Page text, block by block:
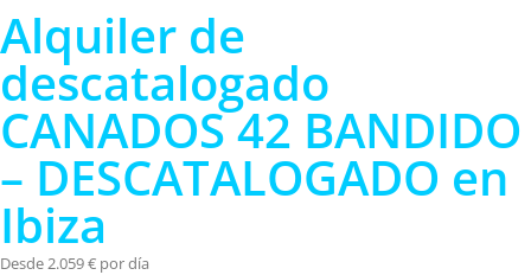
Alquiler de
descatalogado
CANADOS 42 BANDIDO
– DESCATALOGADO en
Ibiza
Desde 2.059 € por día